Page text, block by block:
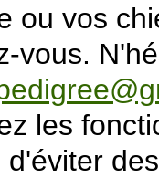
ou vos
vous.
les